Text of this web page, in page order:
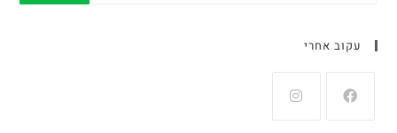
עקוב אחרי